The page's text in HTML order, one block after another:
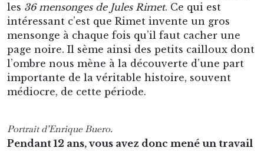
les 36 mensonges de Jules Rimet. Ce qui est
intéressant c’est que Rimet invente un gros
mensonge à chaque fois qu’il faut cacher une
page noire. Il sème ainsi des petits cailloux dont
l’ombre nous mène à la découverte d’une part
importante de la véritable histoire, souvent
médiocre, de cette période.
Portrait d’Enrique Buero.
Pendant 12 ans, vous avez donc mené un travail